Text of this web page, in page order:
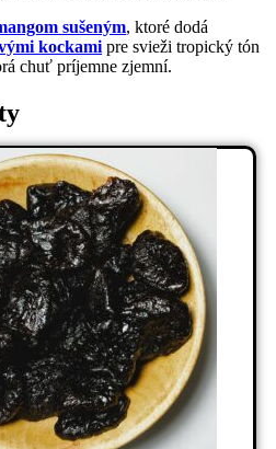
sušeným, ktoré dodá
kockami pre svieži tropický tón
chuť príjemne zjemní.